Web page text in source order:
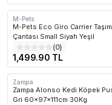
Kargo Bedava
M-Pets
M-Pets Eco Giro Carrier
Çantası Small Siyah Yeşil
(0)
1,499.90 TL
Kargo Bedava
Zampa
Zampa Alonso Kedi Köpek
Gri 60x97x111cm 30Kg